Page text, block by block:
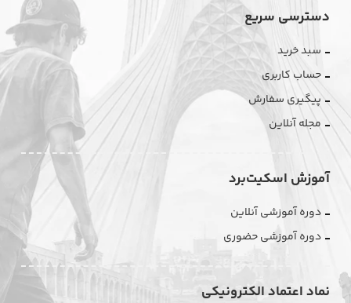
دسترسی سریع
سبد خرید
حساب کاربری
پیگیری سفارش
مجله آنلاین
آموزش اسکیت‌برد
دوره آموزشی آنلاین
دوره آموزشی حضوری
نماد اعتماد الکترونیکی